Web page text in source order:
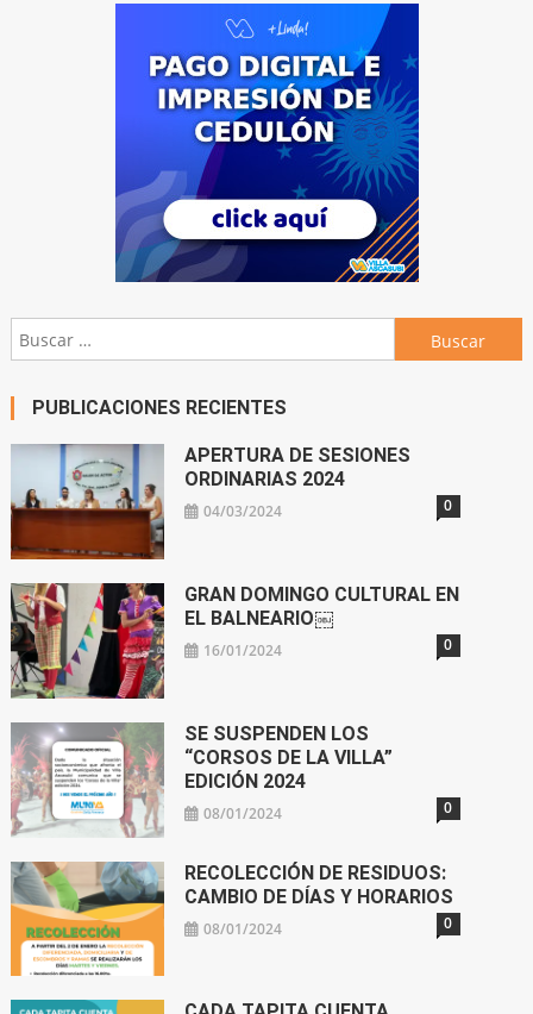
Buscar:
PUBLICACIONES RECIENTES
APERTURA DE SESIONES
ORDINARIAS 2024
04/03/2024 0
GRAN DOMINGO CULTURAL EN
EL BALNEARIO￼
16/01/2024 0
SE SUSPENDEN LOS
“CORSOS DE LA VILLA”
EDICIÓN 2024
08/01/2024 0
RECOLECCIÓN DE RESIDUOS:
CAMBIO DE DÍAS Y HORARIOS
08/01/2024 0